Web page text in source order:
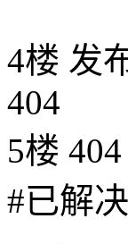
4楼 发
404
5楼 404
#已解